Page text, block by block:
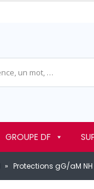
GROUPE DF
» Protections gG/aM NH